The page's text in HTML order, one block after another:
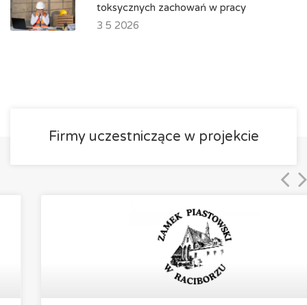
toksycznych zachowań w pracy
3 5 2026
Firmy uczestniczące w projekcie